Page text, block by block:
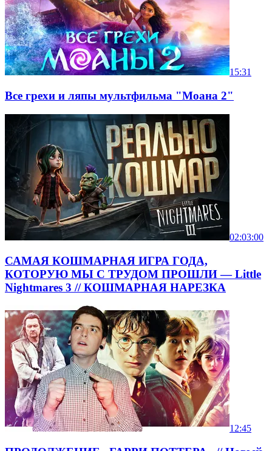
15:31
Все грехи и ляпы мультфильма "Моана 2"
02:03:00
САМАЯ КОШМАРНАЯ ИГРА ГОДА,
КОТОРУЮ МЫ С ТРУДОМ ПРОШЛИ — Little
Nightmares 3 // КОШМАРНАЯ НАРЕЗКА
12:45